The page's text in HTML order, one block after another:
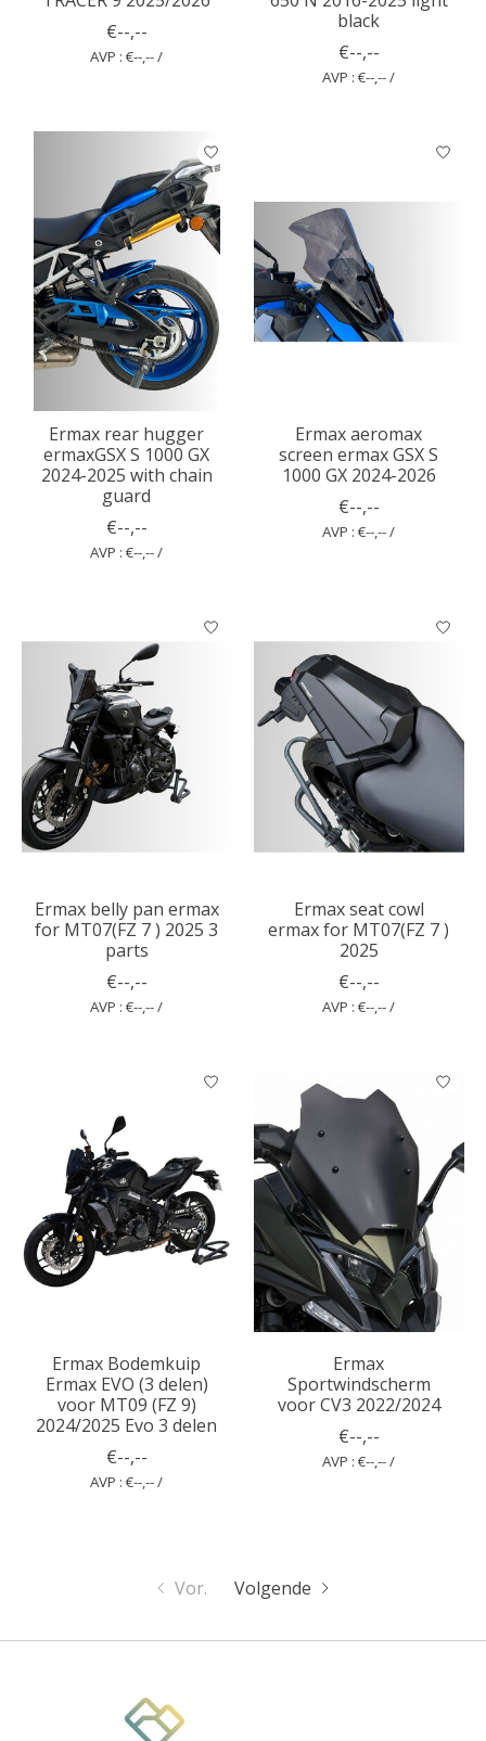
€--,--
AVP : €--,-- /
black
€--,--
AVP : €--,-- /
Ermax rear hugger
ermaxGSX S 1000 GX
2024-2025 with chain
guard
€--,--
AVP : €--,-- /
Ermax aeromax
screen ermax GSX S
1000 GX 2024-2026
€--,--
AVP : €--,-- /
Ermax belly pan ermax
for MT07(FZ 7 ) 2025 3
parts
€--,--
AVP : €--,-- /
Ermax seat cowl
ermax for MT07(FZ 7 )
2025
€--,--
AVP : €--,-- /
Ermax Bodemkuip
Ermax EVO (3 delen)
voor MT09 (FZ 9)
2024/2025 Evo 3 delen
€--,--
AVP : €--,-- /
Ermax
Sportwindscherm
voor CV3 2022/2024
€--,--
AVP : €--,-- /
Vor. Volgende